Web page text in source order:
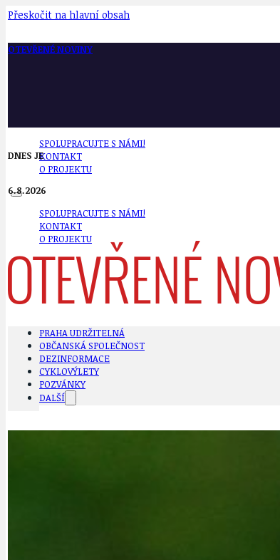
Přeskočit na hlavní obsah
OTEVŘENÉ NOVINY
SPOLUPRACUJTE S NÁMI!
KONTAKT
O PROJEKTU
SPOLUPRACUJTE S NÁMI!
KONTAKT
O PROJEKTU
DNES JE
6.8.2026
PRAHA UDRŽITELNÁ
OBČANSKÁ SPOLEČNOST
DEZINFORMACE
CYKLOVÝLETY
POZVÁNKY
DALŠÍ